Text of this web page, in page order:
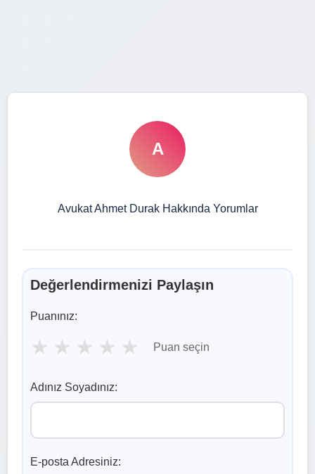
A
Avukat Ahmet Durak Hakkında Yorumlar
Değerlendirmenizi Paylaşın
Puanınız:
★ ★ ★ ★ ★ Puan seçin
Adınız Soyadınız:
E-posta Adresiniz: